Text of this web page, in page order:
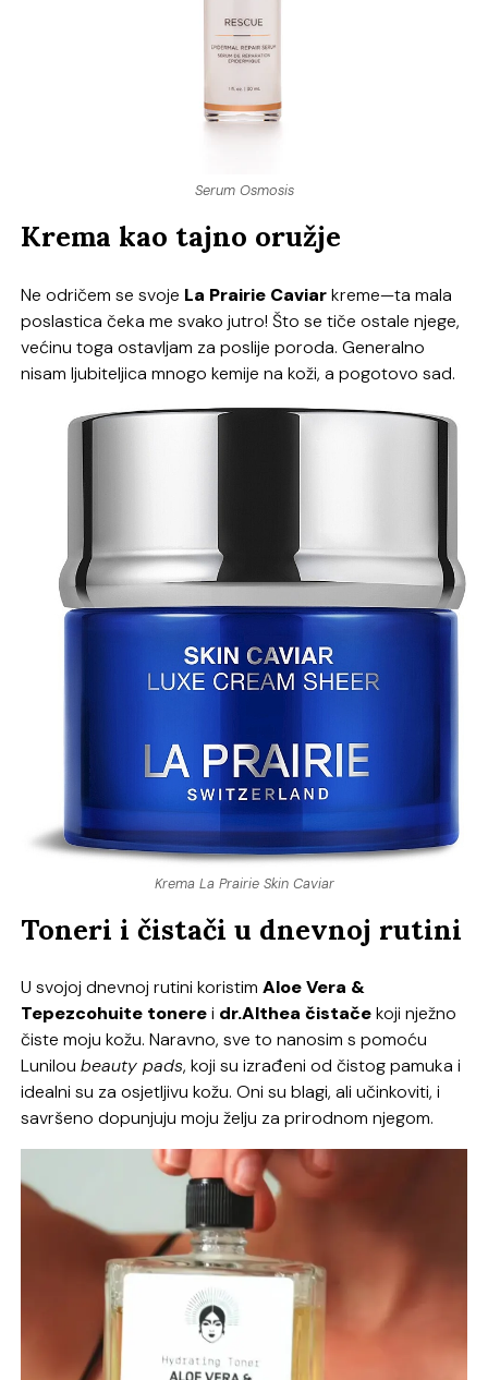
Serum Osmosis
Krema kao tajno oružje
Ne odričem se svoje La Prairie Caviarkreme—ta mala
poslastica čeka me svako jutro! Što se tiče ostale njege,
većinu toga ostavljam za poslije poroda. Generalno
nisam ljubiteljica mnogo kemije na koži, a pogotovo sad.
Krema La Prairie Skin Caviar
Toneri i čistači u dnevnoj rutini
U svojoj dnevnoj rutini koristimAloe Vera &
Tepezcohuite tonerei dr.Althea čistačekoji nježno
čiste moju kožu. Naravno, sve to nanosim s pomoću
Luniloubeauty pads, koji su izrađeni od čistog pamuka i
idealni su za osjetljivu kožu. Oni su blagi, ali učinkoviti, i
savršeno dopunjuju moju želju za prirodnom njegom.